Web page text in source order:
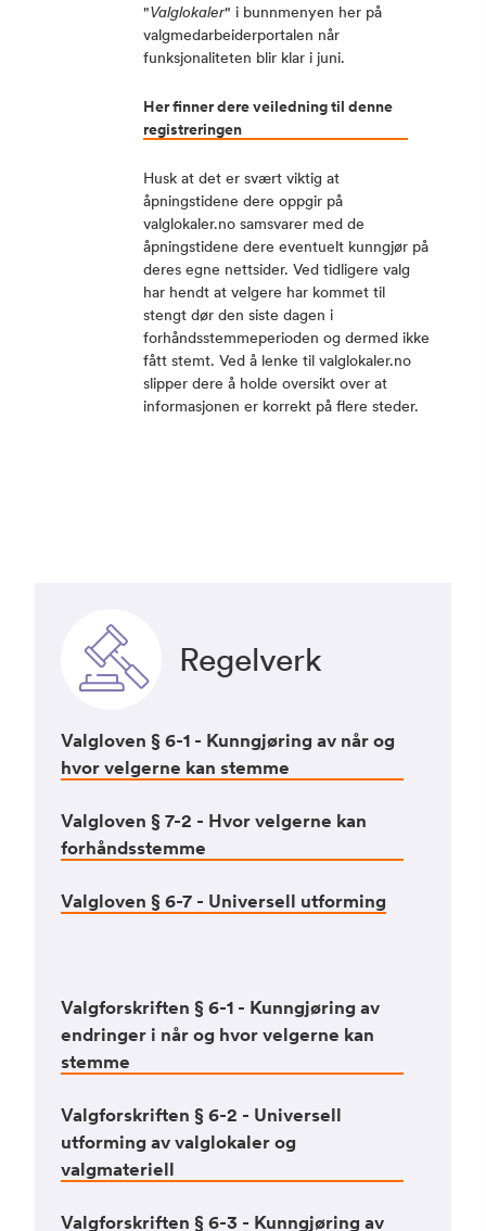
"Valglokaler" i bunnmenyen her på
valgmedarbeiderportalen når
funksjonaliteten blir klar i juni.
Her finner dere veiledning til denne
registreringen
Husk at det er svært viktig at
åpningstidene dere oppgir på
valglokaler.no samsvarer med de
åpningstidene dere eventuelt kunngjør på
deres egne nettsider. Ved tidligere valg
har hendt at velgere har kommet til
stengt dør den siste dagen i
forhåndsstemmeperioden og dermed ikke
fått stemt. Ved å lenke til valglokaler.no
slipper dere å holde oversikt over at
informasjonen er korrekt på flere steder.
Regelverk
Valgloven § 6-1 - Kunngjøring av når og
hvor velgerne kan stemme
Valgloven § 7-2 - Hvor velgerne kan
forhåndsstemme
Valgloven § 6-7 - Universell utforming
Valgforskriften § 6-1 - Kunngjøring av
endringer i når og hvor velgerne kan
stemme
Valgforskriften § 6-2 - Universell
utforming av valglokaler og
valgmateriell
Valgforskriften § 6-3 - Kunngjøring av